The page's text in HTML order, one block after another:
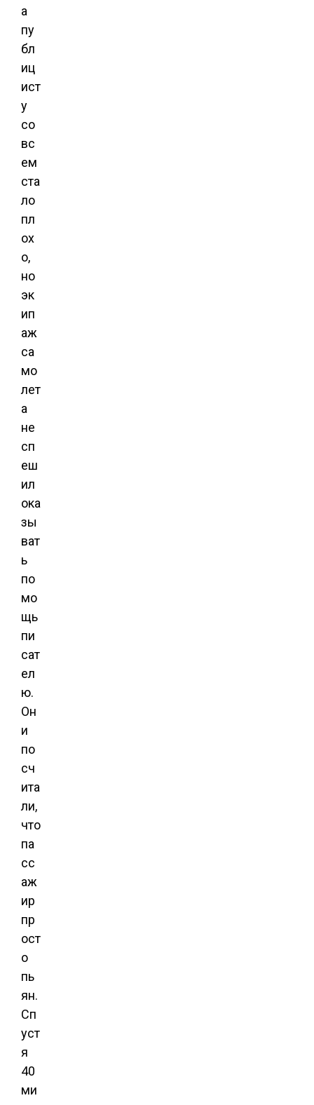
а
пу
бл
иц
ист
у
со
вс
ем
ста
ло
пл
ох
о,
но
эк
ип
аж
са
мо
лет
а
не
сп
еш
ил
ока
зы
ват
ь
по
мо
щь
пи
сат
ел
ю.
Он
и
по
сч
ита
ли,
что
па
сс
аж
ир
пр
ост
о
пь
ян.
Сп
уст
я
40
ми